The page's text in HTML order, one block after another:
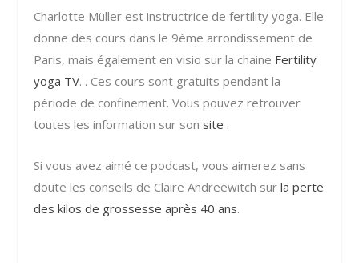
Charlotte Müller est instructrice de fertility yoga. Elle
donne des cours dans le 9ème arrondissement de
Paris, mais également en visio sur la chaine Fertility
yoga TV. . Ces cours sont gratuits pendant la
période de confinement. Vous pouvez retrouver
toutes les information sur sonsite .
Si vous avez aimé ce podcast, vous aimerez sans
doute les conseils de Claire Andreewitch surla perte
des kilos de grossesse après 40 ans.